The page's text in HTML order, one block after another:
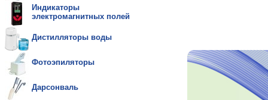
Индикаторы
электромагнитных полей
Дистилляторы воды
Фотоэпиляторы
Дарсонваль